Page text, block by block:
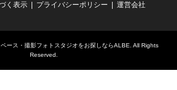
く表示 プライバシーポリシー 運営会社
ース・撮影フォトスタジオをお探しならALBE. All Rights
Reserved.